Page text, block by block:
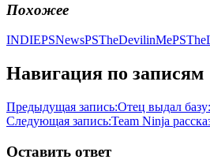
Похожее
INDIEPSNewsPSTheDevilinMe
Навигация по записям
Предыдущая запись:Отец выдал
Следующая запись:Team Ninja
Оставить ответ